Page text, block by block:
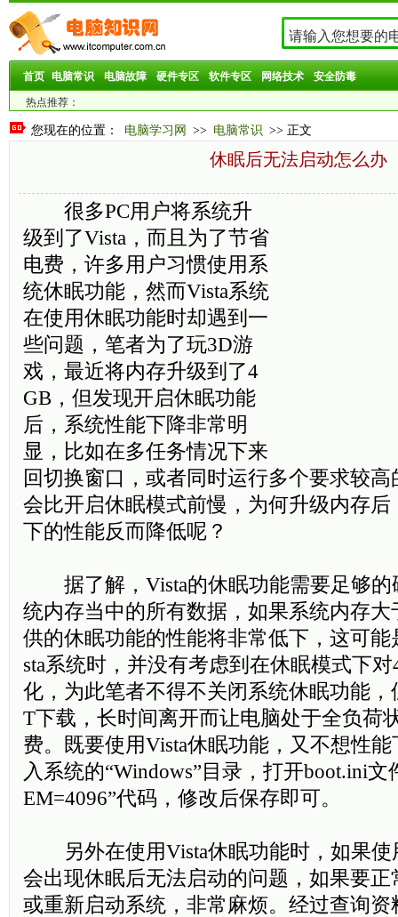
首页 电脑常识 电脑故障 硬件专区 软件专区 网络技术 安全防毒
热点推荐：
您现在的位置： 电脑学习网 >> 电脑常识 >> 正文
休眠后无法启动怎么办
很多PC用户将系统升
级到了Vista，而且为了节省
电费，许多用户习惯使用系
统休眠功能，然而Vista系统
在使用休眠功能时却遇到一
些问题，笔者为了玩3D游
戏，最近将内存升级到了4
GB，但发现开启休眠功能
后，系统性能下降非常明
显，比如在多任务情况下来
回切换窗口，或者同时运行多个要求较
会比开启休眠模式前慢，为何升级内存后
下的性能反而降低呢？
据了解，Vista的休眠功能需要足够的
统内存当中的所有数据，如果系统内存大
供的休眠功能的性能将非常低下，这可
sta系统时，并没有考虑到在休眠模式下
化，为此笔者不得不关闭系统休眠功能
T下载，长时间离开而让电脑处于全负荷
费。既要使用Vista休眠功能，又不想性
入系统的“Windows”目录，打开boot.ini
EM=4096”代码，修改后保存即可。
另外在使用Vista休眠功能时，如果使
会出现休眠后无法启动的问题，如果要
或重新启动系统，非常麻烦。经过查询